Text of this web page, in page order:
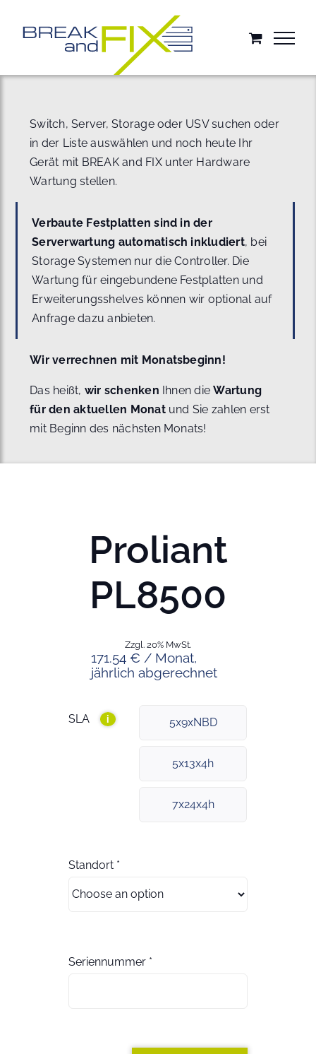
springen
Switch, Server, Storage oder USV suchen oder
in der Liste auswählen und noch heute Ihr
Gerät mit BREAK and FIX unter Hardware
Wartung stellen.
Verbaute Festplatten sind in der
Serverwartung automatisch inkludiert, bei
Storage Systemen nur die Controller. Die
Wartung für eingebundene Festplatten und
Erweiterungsshelves können wir optional auf
Anfrage dazu anbieten.
Wir verrechnen mit Monatsbeginn!
Das heißt, wir schenken Ihnen dieWartung
für den aktuellen Monat und Sie zahlen erst
mit Beginn des nächsten Monats!
Proliant
PL8500
171.54 € / Monat,
jährlich abgerechnet
Zzgl. 20% MwSt.
SLA i 5x9xNBD
5x13x4h
7x24x4h
Standort *
Seriennummer *